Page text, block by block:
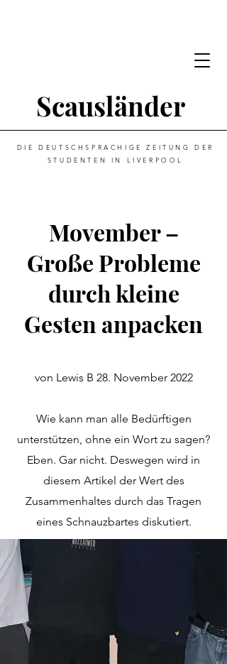
Scausländer
DIE DEUTSCHSPRACHIGE ZEITUNG DER
STUDENTEN IN LIVERPOOL
Movember –
Große Probleme
durch kleine
Gesten anpacken
von Lewis B 28. November 2022
Wie kann man alle Bedürftigen
unterstützen, ohne ein Wort zu sagen?
Eben. Gar nicht. Deswegen wird in
diesem Artikel der Wert des
Zusammenhaltes durch das Tragen
eines Schnauzbartes diskutiert.